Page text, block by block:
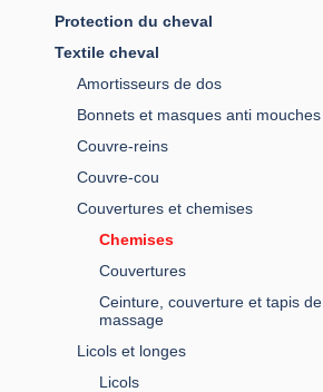
Protection du cheval
Textile cheval
Amortisseurs de dos
Bonnets et masques anti mouches
Couvre-reins
Couvre-cou
Couvertures et chemises
Chemises
Couvertures
Ceinture, couverture et tapis de
massage
Licols et longes
Licols